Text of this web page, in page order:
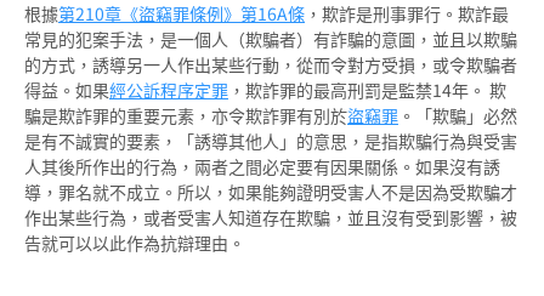
根據第210章《盜竊罪條例》 第16A條 ，欺詐是刑事罪行。欺詐最
常見的犯案手法，是一個人（欺騙者）有詐騙的意圖，並且以欺騙
的方式，誘導另一人作出某些行動，從而令對方受損，或令欺騙者
得益。如果經公訴程序定罪 ，欺詐罪的最高刑罰是監禁14年。 欺
騙是欺詐罪的重要元素，亦令欺詐罪有別於盜竊罪 。「欺騙」必然
是有不誠實的要素，「誘導其他人」的意思，是指欺騙行為與受害
人其後所作出的行為，兩者之間必定要有因果關係。如果沒有誘
導，罪名就不成立。所以，如果能夠證明受害人不是因為受欺騙才
作出某些行為，或者受害人知道存在欺騙，並且沒有受到影響，被
告就可以以此作為抗辯理由。